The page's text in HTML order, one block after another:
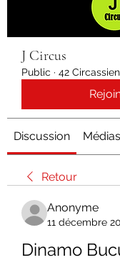
J Circus
Public · 42
Discussion Médias
Retour
Anonyme
11 décembre
Dinamo